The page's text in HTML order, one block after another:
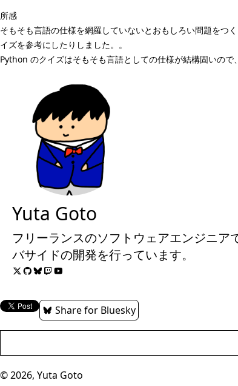
所感
そもそも言語の仕様を網羅していないとおもしろい問題をつ
イズを参考にしたりしました。。
Python のクイズはそもそも言語としての仕様が結構固いので
Yuta Goto
フリーランスのソフトウェアエンジニ
バサイドの開発を行っています。
Share for Bluesky
© 2026, Yuta Goto